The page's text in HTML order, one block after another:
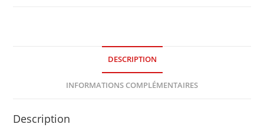
DESCRIPTION
INFORMATIONS COMPLÉMENTAIRES
Description